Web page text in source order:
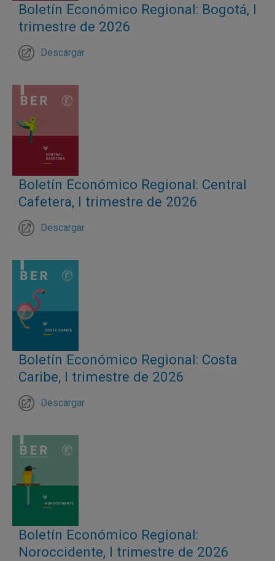
Boletín Económico Regional: Bogotá, I
trimestre de 2026
Descargar
Boletín Económico Regional: Central
Cafetera, I trimestre de 2026
Descargar
Boletín Económico Regional: Costa
Caribe, I trimestre de 2026
Descargar
Boletín Económico Regional:
Noroccidente, I trimestre de 2026